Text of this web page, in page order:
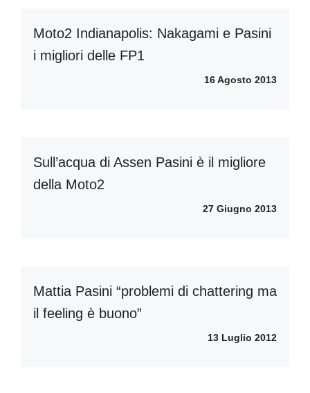
Moto2 Indianapolis: Nakagami e Pasini
i migliori delle FP1
16 Agosto 2013
Sull’acqua di Assen Pasini è il migliore
della Moto2
27 Giugno 2013
Mattia Pasini “problemi di chattering ma
il feeling è buono”
13 Luglio 2012